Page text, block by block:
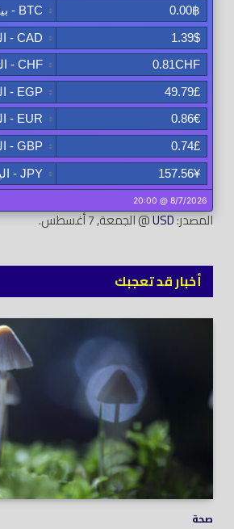
المصدر:USD@ الجمعة, 7 أغسطس.
أخبار قد تعجبك
صحة